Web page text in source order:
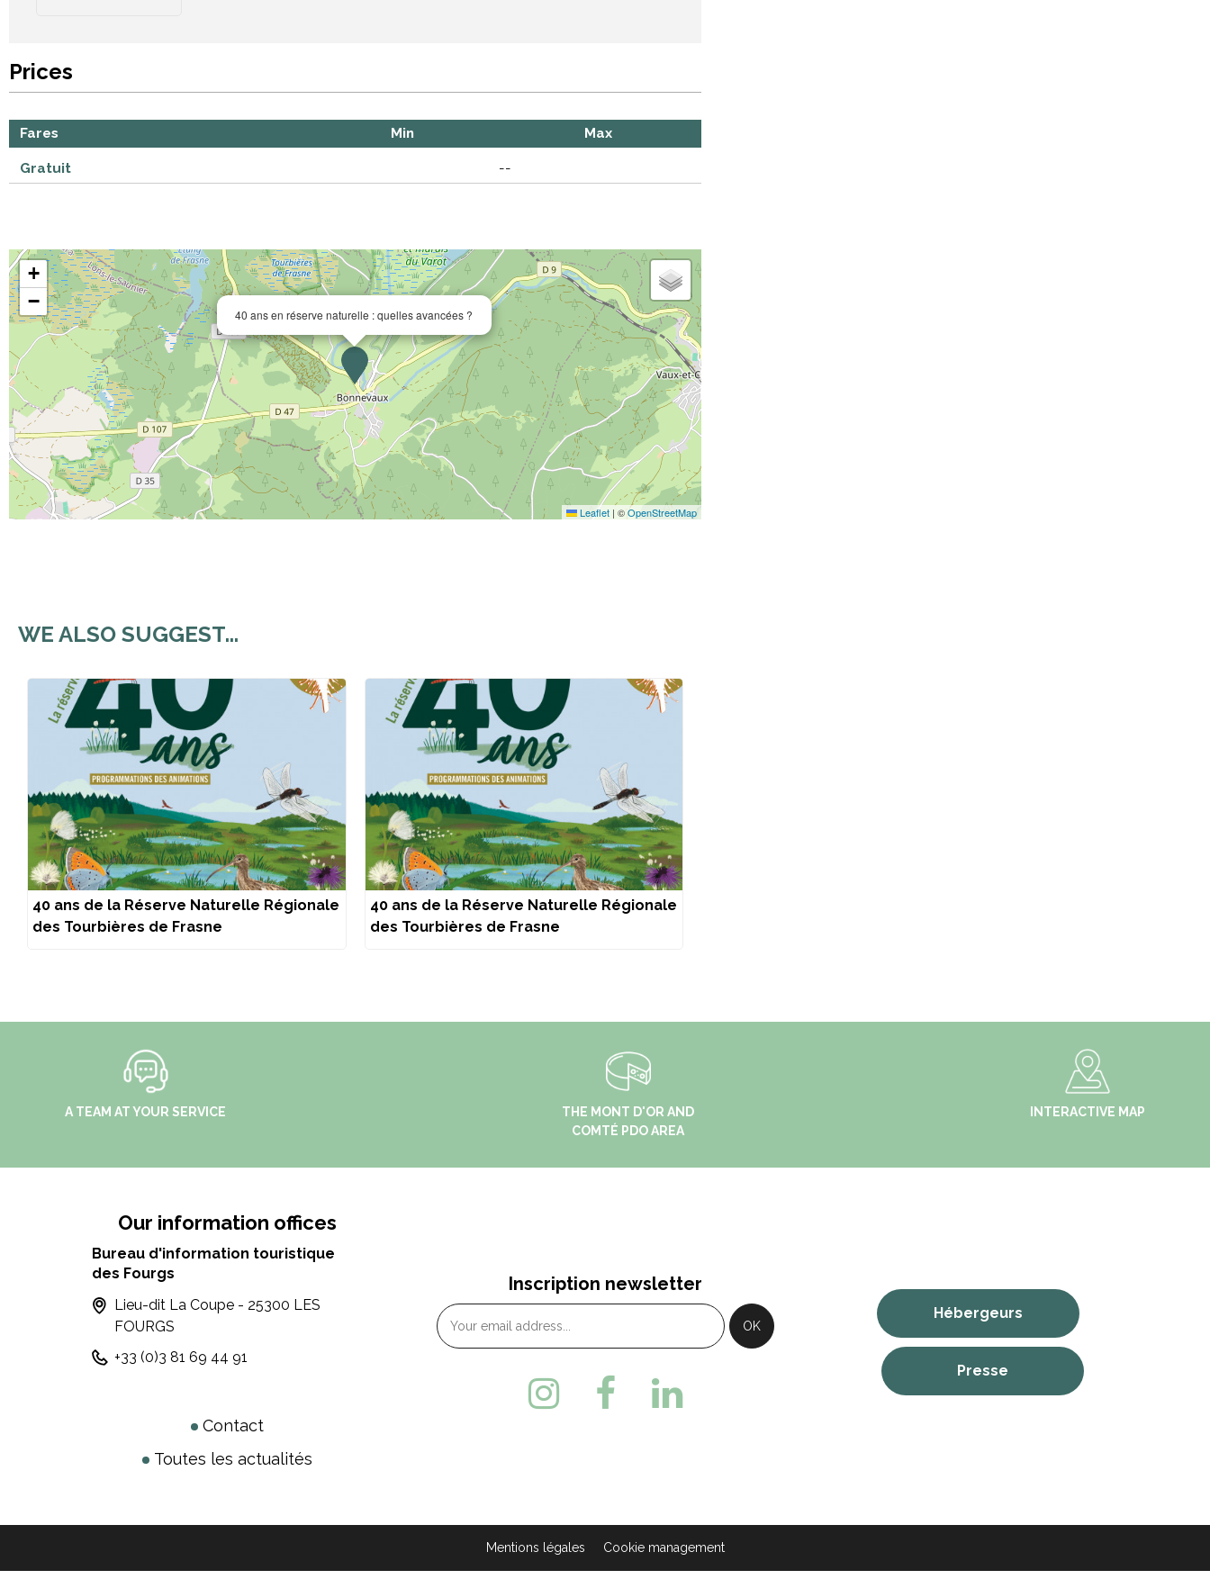
Prices
Fares Min Max
Gratuit --
40 ans en réserve naturelle : quelles avancées ?
+
−
Leaflet | ©OpenStreetMap
WE ALSO SUGGEST...
40 ans de la Réserve Naturelle Régionale
des Tourbières de Frasne
40 ans de la Réserve Naturelle Régionale
des Tourbières de Frasne
A TEAM AT YOUR SERVICE
THE MONT D'OR AND
COMTÉ PDO AREA
INTERACTIVE MAP
Our information offices
Bureau d'information touristique
des Fourgs
Lieu-dit La Coupe - 25300 LES
FOURGS
+33 (0)3 81 69 44 91
Contact
Toutes les actualités
Inscription newsletter
Hébergeurs
Presse
Mentions légales Cookie management